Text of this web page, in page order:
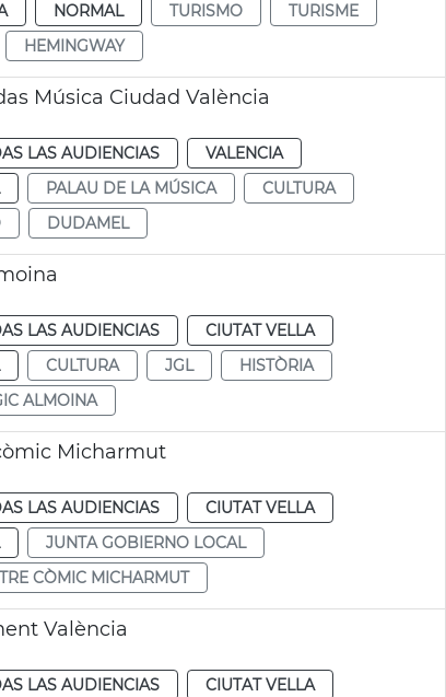
NORMAL TURISMO
TURISME
HEMINGWAY
Música Ciudad València
LAS AUDIENCIAS
VALENCIA
PALAU DE LA MÚSICA
CULTURA
DUDAMEL
LAS AUDIENCIAS
CIUTAT VELLA
CULTURA JGL
HISTÒRIA
ALMOINA
Micharmut
LAS AUDIENCIAS
CIUTAT VELLA
JUNTA GOBIERNO LOCAL
CÒMIC MICHARMUT
València
LAS AUDIENCIAS CIUTAT VELLA